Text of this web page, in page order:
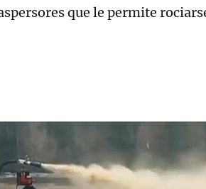
que le permite